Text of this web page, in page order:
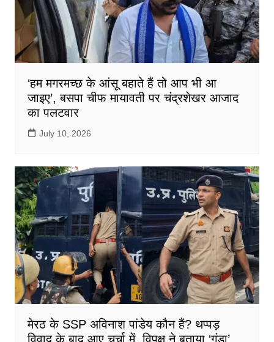
‘हम मगरमच्छ के आंसू बहाते हैं तो आप भी आ
जाइए’, बसपा चीफ मायावती पर चंद्रशेखर आजाद
का पलटवार
July 10, 2026
मेरठ के SSP अविनाश पांडेय कौन हैं? थप्पड़
विवाद के बाद आए चर्चा में, विपक्ष ने बताया ‘गुंडा’